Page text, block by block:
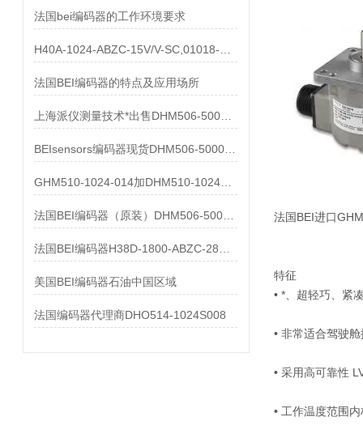
法国bei编码器的工作环境要求
法国BEI编码器的特点及应用场所
美国BEI编码器石油中国区域
法国编码器代理商DHO514-1024S008
法国BEI进口
特征
• *、超轻巧、紧
• 非常适合驾驶
• 采用高可靠性
• 工作温度范围